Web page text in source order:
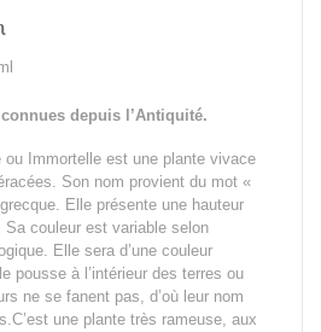
depuis l’Antiquité.
ou Immortelle est une plante vivace
Son nom provient du mot «
Elle présente une hauteur
couleur est variable selon
Elle sera d’une couleur
pousse à l’intérieur des terres ou
ne se fanent pas, d’où leur nom
une plante très rameuse, aux